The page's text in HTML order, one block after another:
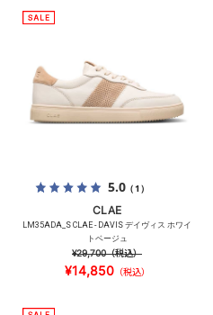
5.0（1）
CLAE
LM35ADA_S CLAE - DAVIS デイヴィス ホワイ
トベージュ
¥29,700（税込）
¥14,850（税込）